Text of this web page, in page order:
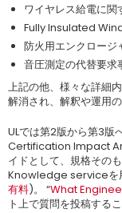
ワイヤレス給電に関
Fully Insulated
防火用エンクロージ
音圧測定の代替要求
上記の他、様々な詳細
解消され、解釈や運用
ULでは第2版から第3版
Certification Impact
イドとして、規格その
Knowledge serviceを
有料)。 “What
ト上で質問を投稿する